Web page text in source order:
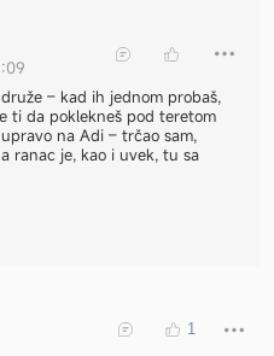
– kad ih jednom probaš,
ti da poklekneš pod teretom
na Adi – trčao sam,
ranac je, kao i uvek, tu sa
1